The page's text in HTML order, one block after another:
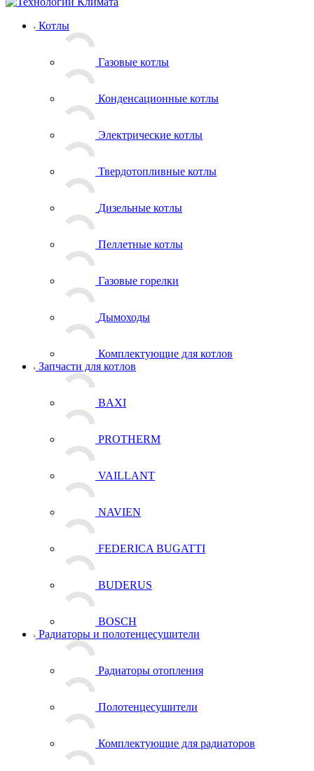
Котлы
Газовые котлы
Конденсационные котлы
Электрические котлы
Твердотопливные котлы
Дизельные котлы
Пеллетные котлы
Газовые горелки
Дымоходы
Комплектующие для котлов
Запчасти для котлов
BAXI
PROTHERM
VAILLANT
NAVIEN
FEDERICA BUGATTI
BUDERUS
BOSCH
Радиаторы и полотенцесушители
Радиаторы отопления
Полотенцесушители
Комплектующие для радиаторов